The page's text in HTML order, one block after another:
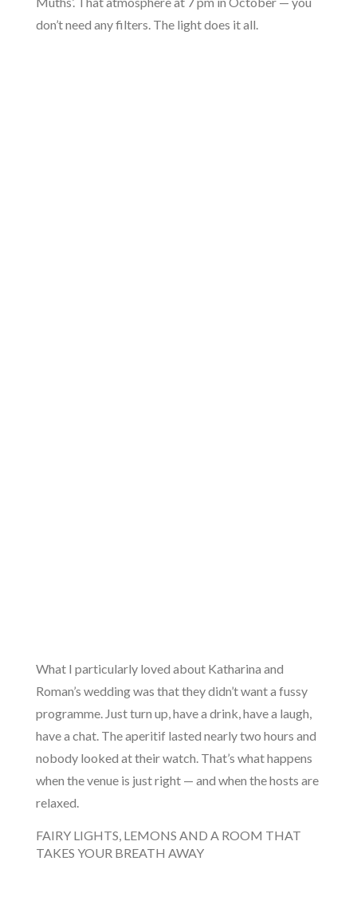
don’t need any filters. The light does it all.
What I particularly loved about Katharina and
Roman’s wedding was that they didn’t want a fussy
programme. Just turn up, have a drink, have a laugh,
have a chat. The aperitif lasted nearly two hours and
nobody looked at their watch. That’s what happens
when the venue is just right — and when the hosts are
relaxed.
FAIRY LIGHTS, LEMONS AND A ROOM THAT
TAKES YOUR BREATH AWAY